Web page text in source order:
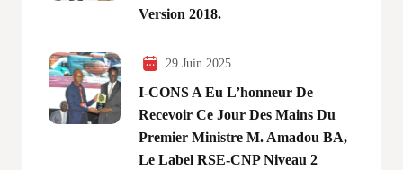
Version 2018.
29 Juin 2025
I-CONS A Eu L’honneur De
Recevoir Ce Jour Des Mains Du
Premier Ministre M. Amadou BA,
Le Label RSE-CNP Niveau 2